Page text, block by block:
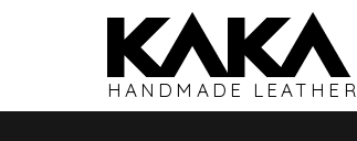
HANDMADE LEATHER